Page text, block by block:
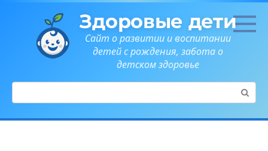
Здоровые дети
Сайт о развитии и воспитании
детей с рождения, забота о
детском здоровье
Поиск: